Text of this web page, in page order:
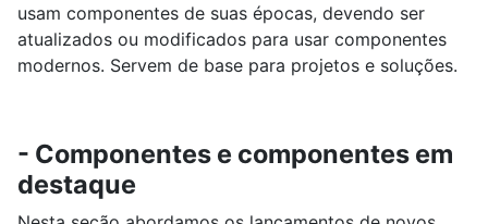
usam componentes de suas épocas, devendo ser
atualizados ou modificados para usar componentes
modernos. Servem de base para projetos e soluções.
- Componentes e componentes em
destaque